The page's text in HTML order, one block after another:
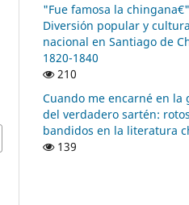
"Fue famosa la
Diversión popular y cultura
nacional en Santiago de
1820-1840
210
Cuando me encarné en la
del verdadero sartén: rotos
bandidos en la literatura
139